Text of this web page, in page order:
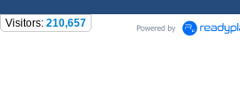
Visitors: 210,657